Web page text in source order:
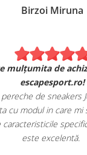
Birzoi Miruna
mulțumita de
escapesport.ro!
pereche de
cu modul in care
caracteristicile
este excelentă.